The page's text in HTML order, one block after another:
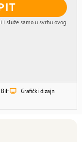
služe samo u svrhu ovog
Grafički dizajn